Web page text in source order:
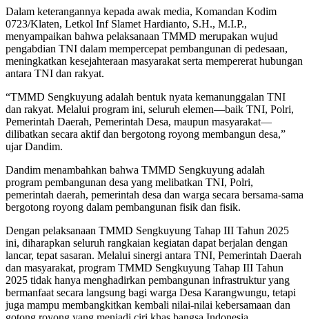
Dalam keterangannya kepada awak media, Komandan Kodim
0723/Klaten, Letkol Inf Slamet Hardianto, S.H., M.I.P.,
menyampaikan bahwa pelaksanaan TMMD merupakan wujud
pengabdian TNI dalam mempercepat pembangunan di pedesaan,
meningkatkan kesejahteraan masyarakat serta mempererat hubungan
antara TNI dan rakyat.
“TMMD Sengkuyung adalah bentuk nyata kemanunggalan TNI
dan rakyat. Melalui program ini, seluruh elemen—baik TNI, Polri,
Pemerintah Daerah, Pemerintah Desa, maupun masyarakat—
dilibatkan secara aktif dan bergotong royong membangun desa,”
ujar Dandim.
Dandim menambahkan bahwa TMMD Sengkuyung adalah
program pembangunan desa yang melibatkan TNI, Polri,
pemerintah daerah, pemerintah desa dan warga secara bersama-sama
bergotong royong dalam pembangunan fisik dan fisik.
Dengan pelaksanaan TMMD Sengkuyung Tahap III Tahun 2025
ini, diharapkan seluruh rangkaian kegiatan dapat berjalan dengan
lancar, tepat sasaran. Melalui sinergi antara TNI, Pemerintah Daerah
dan masyarakat, program TMMD Sengkuyung Tahap III Tahun
2025 tidak hanya menghadirkan pembangunan infrastruktur yang
bermanfaat secara langsung bagi warga Desa Karangwungu, tetapi
juga mampu membangkitkan kembali nilai-nilai kebersamaan dan